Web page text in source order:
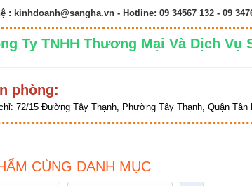
: kinhdoanh@sangha.vn- Hotline: 09 34567 132 - 09
Ty TNHH Thương Mại Và Dịch
phòng:
72/15 Đường Tây Thạnh, Phường Tây Thạnh, Quận Tân
CÙNG DANH MỤC